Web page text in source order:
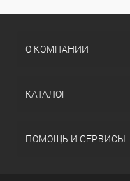
О КОМПАНИИ
КАТАЛОГ
ПОМОЩЬ И СЕРВИСЫ